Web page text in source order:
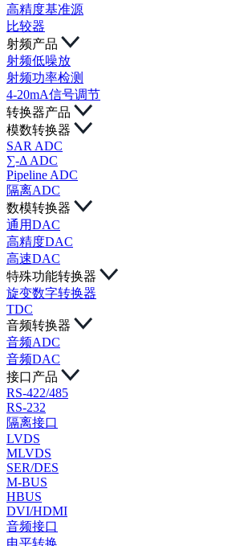
高精度基准源
比较器
射频产品
射频低噪放
射频功率检测
4-20mA信号调节
转换器产品
模数转换器
SAR ADC
∑-Δ ADC
Pipeline ADC
隔离ADC
数模转换器
通用DAC
高精度DAC
高速DAC
特殊功能转换器
旋变数字转换器
TDC
音频转换器
音频ADC
音频DAC
接口产品
RS-422/485
RS-232
隔离接口
LVDS
MLVDS
SER/DES
M-BUS
HBUS
DVI/HDMI
音频接口
电平转换